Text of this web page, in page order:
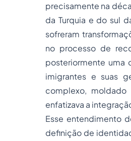
precisamente na
da Turquia e do sul
sofreram
no processo de
posteriormente uma
imigrantes e suas
complexo,
enfatizava a
Esse entendimento
definição de